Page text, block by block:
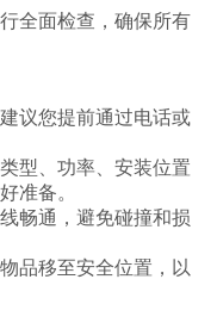
全面检查，确保所有
议您提前通过电话或
型、功率、安装位置
准备。
畅通，避免碰撞和损
品移至安全位置，以